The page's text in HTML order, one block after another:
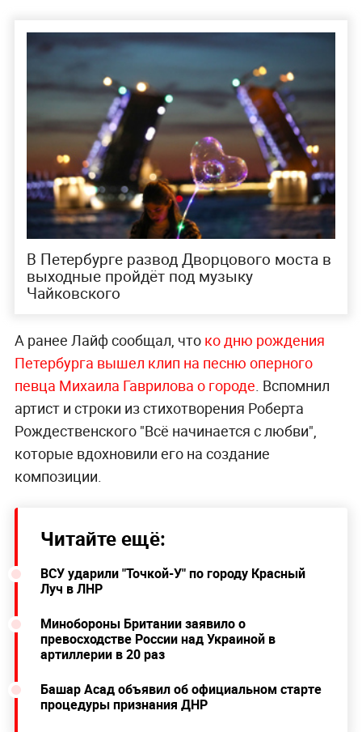
В Петербурге развод Дворцового моста в
выходные пройдёт под музыку
Чайковского
А ранее Лайф сообщал, что ко дню рождения
Петербурга вышел клип на песню оперного
певца Михаила Гаврилова о городе. Вспомнил
артист и строки из стихотворения Роберта
Рождественского "Всё начинается с любви",
которые вдохновили его на создание
композиции.
Читайте ещё:
ВСУ ударили "Точкой-У" по городу Красный
Луч в ЛНР
Минобороны Британии заявило о
превосходстве России над Украиной в
артиллерии в 20 раз
Башар Асад объявил об официальном старте
процедуры признания ДНР